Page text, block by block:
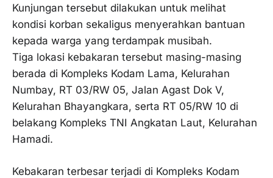
Kunjungan tersebut dilakukan untuk melihat
kondisi korban sekaligus menyerahkan bantuan
kepada warga yang terdampak musibah.
Tiga lokasi kebakaran tersebut masing-masing
berada di Kompleks Kodam Lama, Kelurahan
Numbay, RT 03/RW 05, Jalan Agast Dok V,
Kelurahan Bhayangkara, serta RT 05/RW 10 di
belakang Kompleks TNI Angkatan Laut, Kelurahan
Hamadi.
Kebakaran terbesar terjadi di Kompleks Kodam